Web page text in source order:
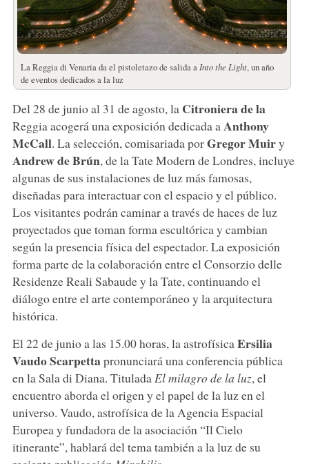
La Reggia di Venaria da el pistoletazo de salida a Into the Light, un año
de eventos dedicados a la luz
Del 28 de junio al 31 de agosto, la Citroniera de la
Reggia acogerá una exposición dedicada aAnthony
McCall. La selección, comisariada porGregor Muiry
Andrew de Brún, de la Tate Modern de Londres, incluye
algunas de sus instalaciones de luz más famosas,
diseñadas para interactuar con el espacio y el público.
Los visitantes podrán caminar a través de haces de luz
proyectados que toman forma escultórica y cambian
según la presencia física del espectador. La exposición
forma parte de la colaboración entre el Consorzio delle
Residenze Reali Sabaude y la Tate, continuando el
diálogo entre el arte contemporáneo y la arquitectura
histórica.
El 22 de junio a las 15.00 horas, la astrofísicaErsilia
VaudoScarpettapronunciará una conferencia pública
en la Sala di Diana. TituladaEl milagro de la luz, el
encuentro aborda el origen y el papel de la luz en el
universo. Vaudo, astrofísica de la Agencia Espacial
Europea y fundadora de la asociación “Il Cielo
itinerante”, hablará del tema también a la luz de su